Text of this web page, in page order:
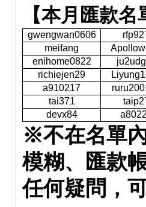
【本月匯款名
gwengwan0606
meifang
enihome0822
richiejen29
a910217
tai371
devx84
※不在名單
模糊、匯款
任何疑問，